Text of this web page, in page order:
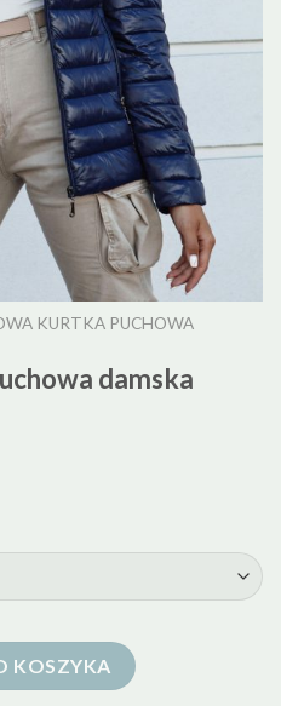
KURTKA PUCHOWA
damska
damska
KOSZYKA